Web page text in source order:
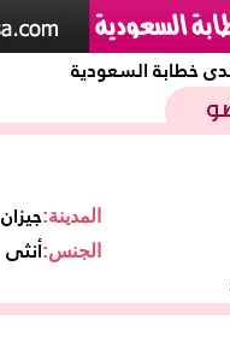
خطابة السعودية
جيزانالمدينة:
أنثىالجنس: